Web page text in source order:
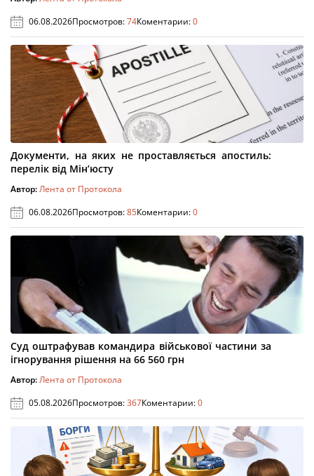
06.08.2026Просмотров:74Коментарии:0
Документи, на яких не проставляється апостиль:
перелік від Мін’юсту
Автор:Лента от Протокола
06.08.2026Просмотров:85Коментарии:0
Суд оштрафував командира військової частини за
ігнорування рішення на 66 560 грн
Автор:Лента от Протокола
05.08.2026Просмотров:367Коментарии:0